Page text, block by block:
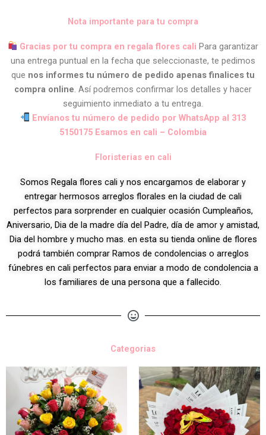
Nota importante para tu compra
Gracias por tu compra en regala flores caliPara garantizar
una entrega puntual en la fecha que seleccionaste, te pedimos
que nos informes tu número de pedido apenas finalices tu
compra online . Así podremos confirmar los detalles y hacer
seguimiento inmediato a tu entrega.
Envíanos tu número de pedido por WhatsApp al 313
5150175 Esamos en cali – Colombia
Floristerias en cali
Somos Regala flores cali y nos encargamos de elaborar y
entregar hermosos arreglos florales en la ciudad de cali
perfectos para sorprender en cualquier ocasión Cumpleaños,
Aniversario, Dia de la madre día del Padre, día de amor y amistad,
Dia del hombre y mucho mas. en esta su tienda online de flores
podrá también comprar Ramos de condolencias o arreglos
fúnebres en cali perfectos para enviar a modo de condolencia a
los familiares de una persona que a fallecido.
Categorias